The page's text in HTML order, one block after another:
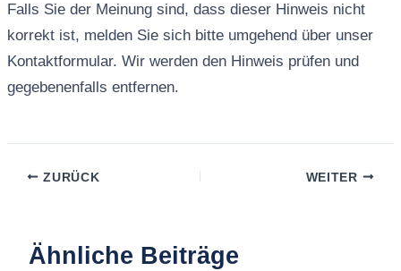
Falls Sie der Meinung sind, dass dieser Hinweis nicht
korrekt ist, melden Sie sich bitte umgehend über unser
Kontaktformular. Wir werden den Hinweis prüfen und
gegebenenfalls entfernen.
ZURÜCK WEITER
Ähnliche Beiträge